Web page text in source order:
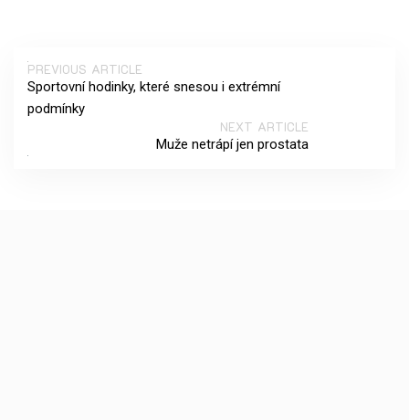
PREVIOUS ARTICLE
Sportovní hodinky, které snesou i extrémní
podmínky
NEXT ARTICLE
Muže netrápí jen prostata